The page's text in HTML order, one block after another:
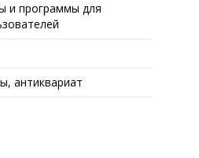
и программы для
антиквариат